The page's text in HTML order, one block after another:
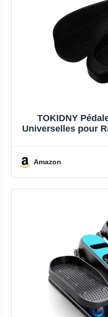
TOKIDNY
Universelles pour
Fitness,
Amazon